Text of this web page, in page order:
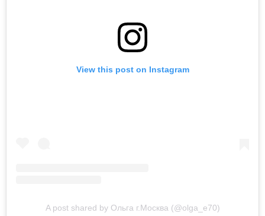
View this post on Instagram
A post shared by Ольга г.Москва (@olga_e70)